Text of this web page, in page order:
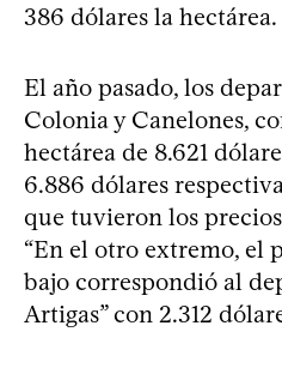
386 dólares la hectárea.
El año pasado, los
Colonia y Canelones,
hectárea de 8.621
6.886 dólares
que tuvieron los
“En el otro extremo, el
bajo correspondió al
Artigas” con 2.312